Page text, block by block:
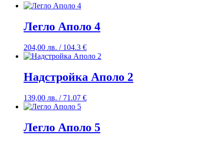
Легло Аполо 4
204,00 лв. / 104.3 €
Надстройка Аполо 2
139,00 лв. / 71.07 €
Легло Аполо 5